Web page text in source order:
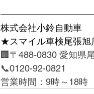
株式会社小鈴自動車
★スマイル車検尾張
🏢〒488-0830 愛知県
📞0120-92-0821
営業時間：9時～18時